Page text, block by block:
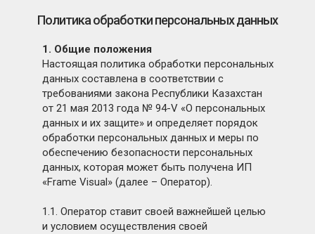
1. Общие положения
Настоящая политика обработки персональных
данных составлена в соответствии с
требованиями закона Республики Казахстан
от 21 мая 2013 года № 94-V «О персональных
данных и их защите» и определяет порядок
обработки персональных данных и меры по
обеспечению безопасности персональных
данных, которая может быть получена ИП
«Frame Visual» (далее – Оператор).
1.1. Оператор ставит своей важнейшей целью
и условием осуществления своей
Политика обработки персональных данных